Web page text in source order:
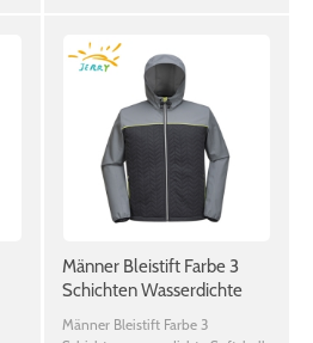
Männer Bleistift Farbe 3
Schichten Wasserdichte
Softshell Jacke
Männer Bleistift Farbe 3